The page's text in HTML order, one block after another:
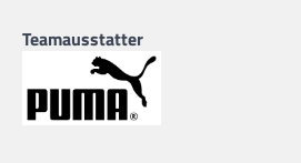
Teamausstatter